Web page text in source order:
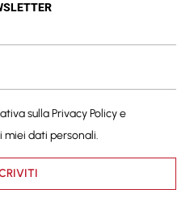
sullaPrivacy Policye
dati personali.